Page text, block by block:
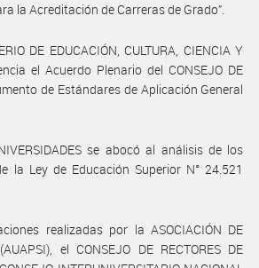
la Acreditación de Carreras de Grado”.
DE EDUCACIÓN, CULTURA, CIENCIA Y
el Acuerdo Plenario del CONSEJO DE
de Estándares de Aplicación General
se abocó al análisis de los
Ley de Educación Superior N° 24.521
realizadas por la ASOCIACIÓN DE
el CONSEJO DE RECTORES DE